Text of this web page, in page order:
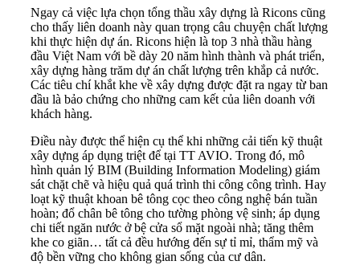
Ngay cả việc lựa chọn tổng thầu xây dựng là Ricons cũng
cho thấy liên doanh này quan trọng câu chuyện chất lượng
khi thực hiện dự án. Ricons hiện là top 3 nhà thầu hàng
đầu Việt Nam với bề dày 20 năm hình thành và phát triển,
xây dựng hàng trăm dự án chất lượng trên khắp cả nước.
Các tiêu chí khắt khe về xây dựng được đặt ra ngay từ ban
đầu là bảo chứng cho những cam kết của liên doanh với
khách hàng.
Điều này được thể hiện cụ thể khi những cải tiến kỹ thuật
xây dựng áp dụng triệt để tại TT AVIO. Trong đó, mô
hình quản lý BIM (Building Information Modeling) giám
sát chặt chẽ và hiệu quả quá trình thi công công trình. Hay
loạt kỹ thuật khoan bê tông cọc theo công nghệ bán tuần
hoàn; đổ chân bê tông cho tường phòng vệ sinh; áp dụng
chi tiết ngăn nước ở bệ cửa sổ mặt ngoài nhà; tăng thêm
khe co giãn… tất cả đều hướng đến sự tỉ mỉ, thẩm mỹ và
độ bền vững cho không gian sống của cư dân.